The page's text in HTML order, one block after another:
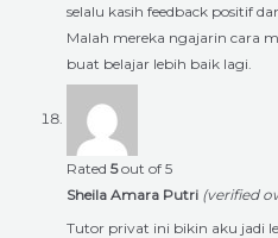
selalu kasih feedback positif
Malah mereka ngajarin cara
buat belajar lebih baik lagi.
Rated 5out of 5
Sheila Amara Putri (verified
Tutor privat ini bikin aku jadi